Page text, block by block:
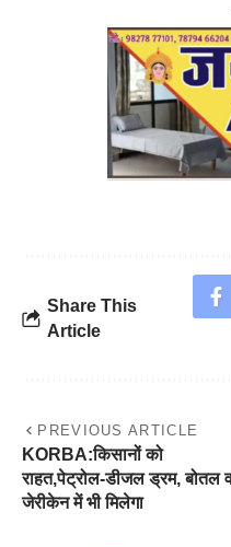
Share This
Article
PREVIOUS ARTICLE
KORBA:किसानों को
राहत,पेट्रोल-डीजल ड्रम, बोतल
जेरीकेन में भी मिलेगा